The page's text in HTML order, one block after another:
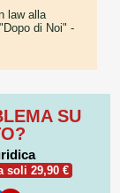
law alla
di Noi" -
SU
soli 29,90 €